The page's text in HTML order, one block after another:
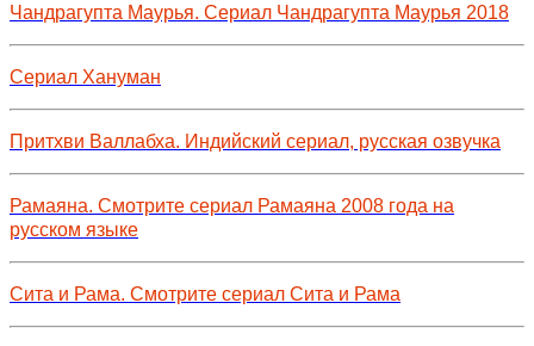
Чандрагупта Маурья. Сериал Чандрагупта Маурья 2018
Сериал Хануман
Притхви Валлабха. Индийский сериал, русская озвучка
Рамаяна. Смотрите сериал Рамаяна 2008 года на
русском языке
Сита и Рама. Смотрите сериал Сита и Рама